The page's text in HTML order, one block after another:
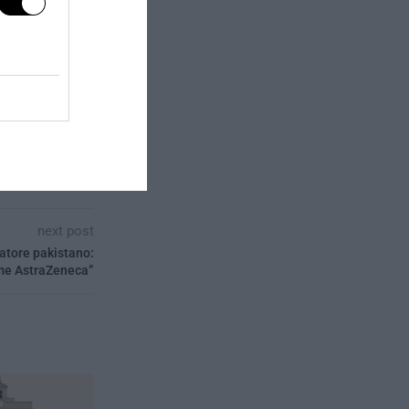
come
giornalista
next post
pakistano:
AstraZeneca”